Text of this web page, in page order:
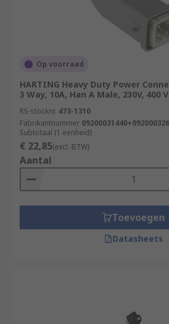
Op voorraad
HARTING Heavy Duty Power
3 Way, 10A, Han A Male, 230V, 400 V
RS-stocknr. 473-1310
Fabrikantnummer
Subtotaal (1 eenheid)
€ 22,85(excl. BTW)
Aantal
Toevoegen
Datasheets